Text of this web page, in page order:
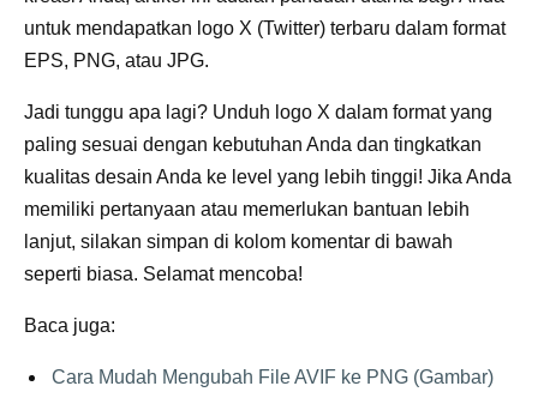
untuk mendapatkan logo X (Twitter) terbaru dalam format
EPS, PNG, atau JPG.
Jadi tunggu apa lagi? Unduh logo X dalam format yang
paling sesuai dengan kebutuhan Anda dan tingkatkan
kualitas desain Anda ke level yang lebih tinggi! Jika Anda
memiliki pertanyaan atau memerlukan bantuan lebih
lanjut, silakan simpan di kolom komentar di bawah
seperti biasa. Selamat mencoba!
Baca juga:
Cara Mudah Mengubah File AVIF ke PNG (Gambar)